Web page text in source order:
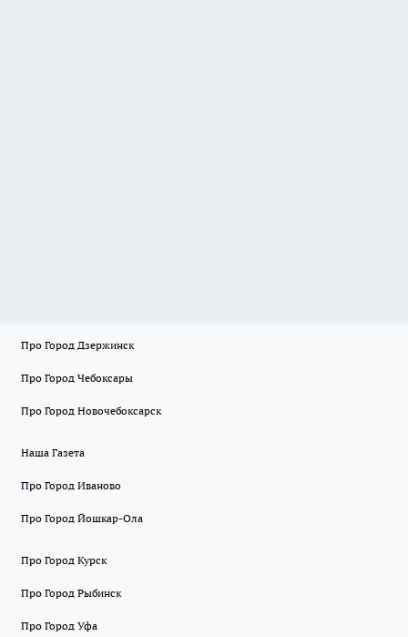
Про Город Дзержинск
Про Город Чебоксары
Про Город Новочебоксарск
Наша Газета
Про Город Иваново
Про Город Йошкар-Ола
Про Город Курск
Про Город Рыбинск
Про Город Уфа